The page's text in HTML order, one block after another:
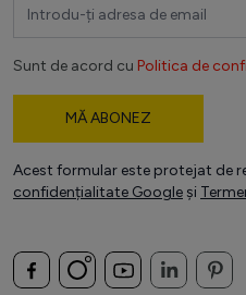
Sunt de acord cu Politica de
MĂ ABONEZ
Acest formular este protejat de
confidențialitate Google și